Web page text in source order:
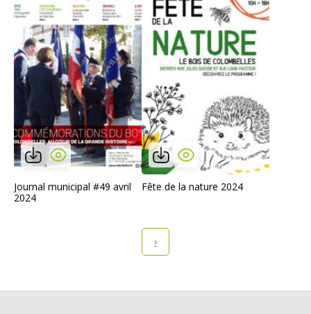
Journal municipal #49 avril
2024
Fête de la nature 2024
›